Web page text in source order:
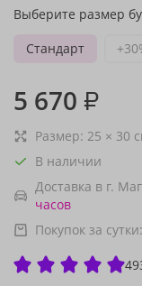
Выберите размер
Стандарт
5 670 ₽
Размер: 25 × 30
В наличии
Доставка в г.
часов
Покупок за сутки: